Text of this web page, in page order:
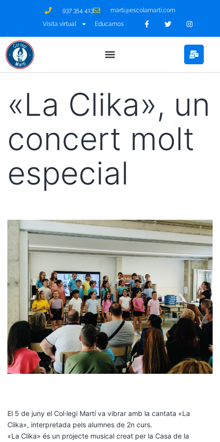
937 354 413
marti@escolamarti.com
Visita virtual
Educamos
«La Clika», un
concert molt
especial
El 5 de juny el Col·legi Martí va vibrar amb la cantata «La
Clika», interpretada pels alumnes de 2n curs.
«La Clika» és un projecte musical creat per la Casa de la